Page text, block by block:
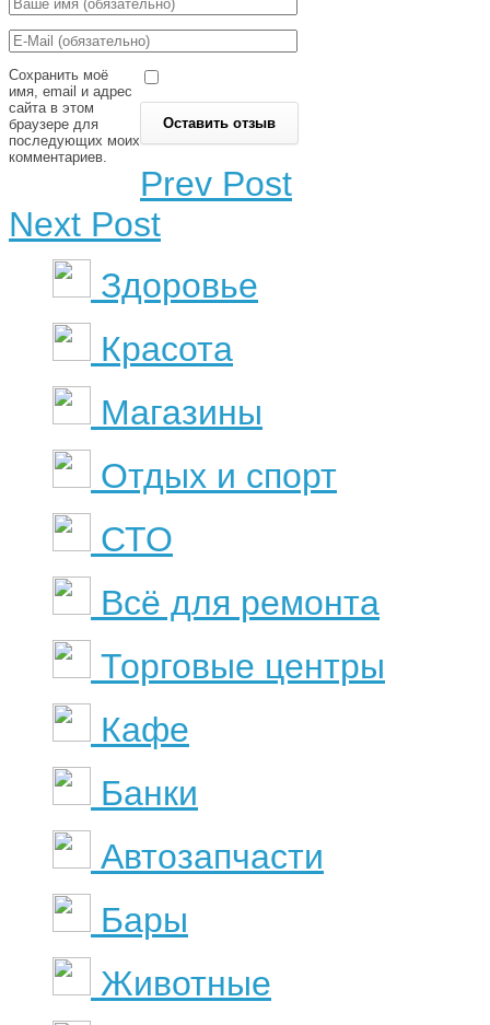
Сохранить моё
имя, email и адрес
сайта в этом
браузере для
последующих моих
комментариев.
Prev Post
Next Post
Здоровье
Красота
Магазины
Отдых и спорт
СТО
Всё для ремонта
Торговые центры
Кафе
Банки
Автозапчасти
Бары
Животные